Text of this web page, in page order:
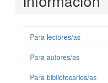
Para lectores/as
Para autores/as
Para bibliotecarios/as